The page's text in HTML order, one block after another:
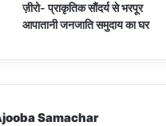
ज़ीरो- प्राकृतिक सौंदर्य से भरपूर
आपातानी जनजाति समुदाय का घर
Samachar